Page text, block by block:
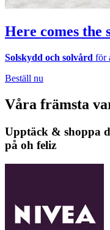
Here comes the
Solskydd och solvård för
Beställ nu
Våra främsta
Upptäck & shoppa
på oh feliz